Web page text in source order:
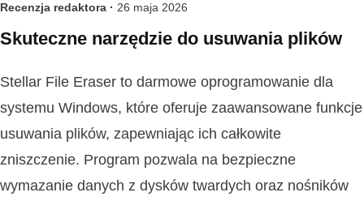
Recenzja redaktora · 26 maja 2026
Skuteczne narzędzie do usuwania plików
Stellar File Eraser to darmowe oprogramowanie dla
systemu Windows, które oferuje zaawansowane funkcje
usuwania plików, zapewniając ich całkowite
zniszczenie. Program pozwala na bezpieczne
wymazanie danych z dysków twardych oraz nośników